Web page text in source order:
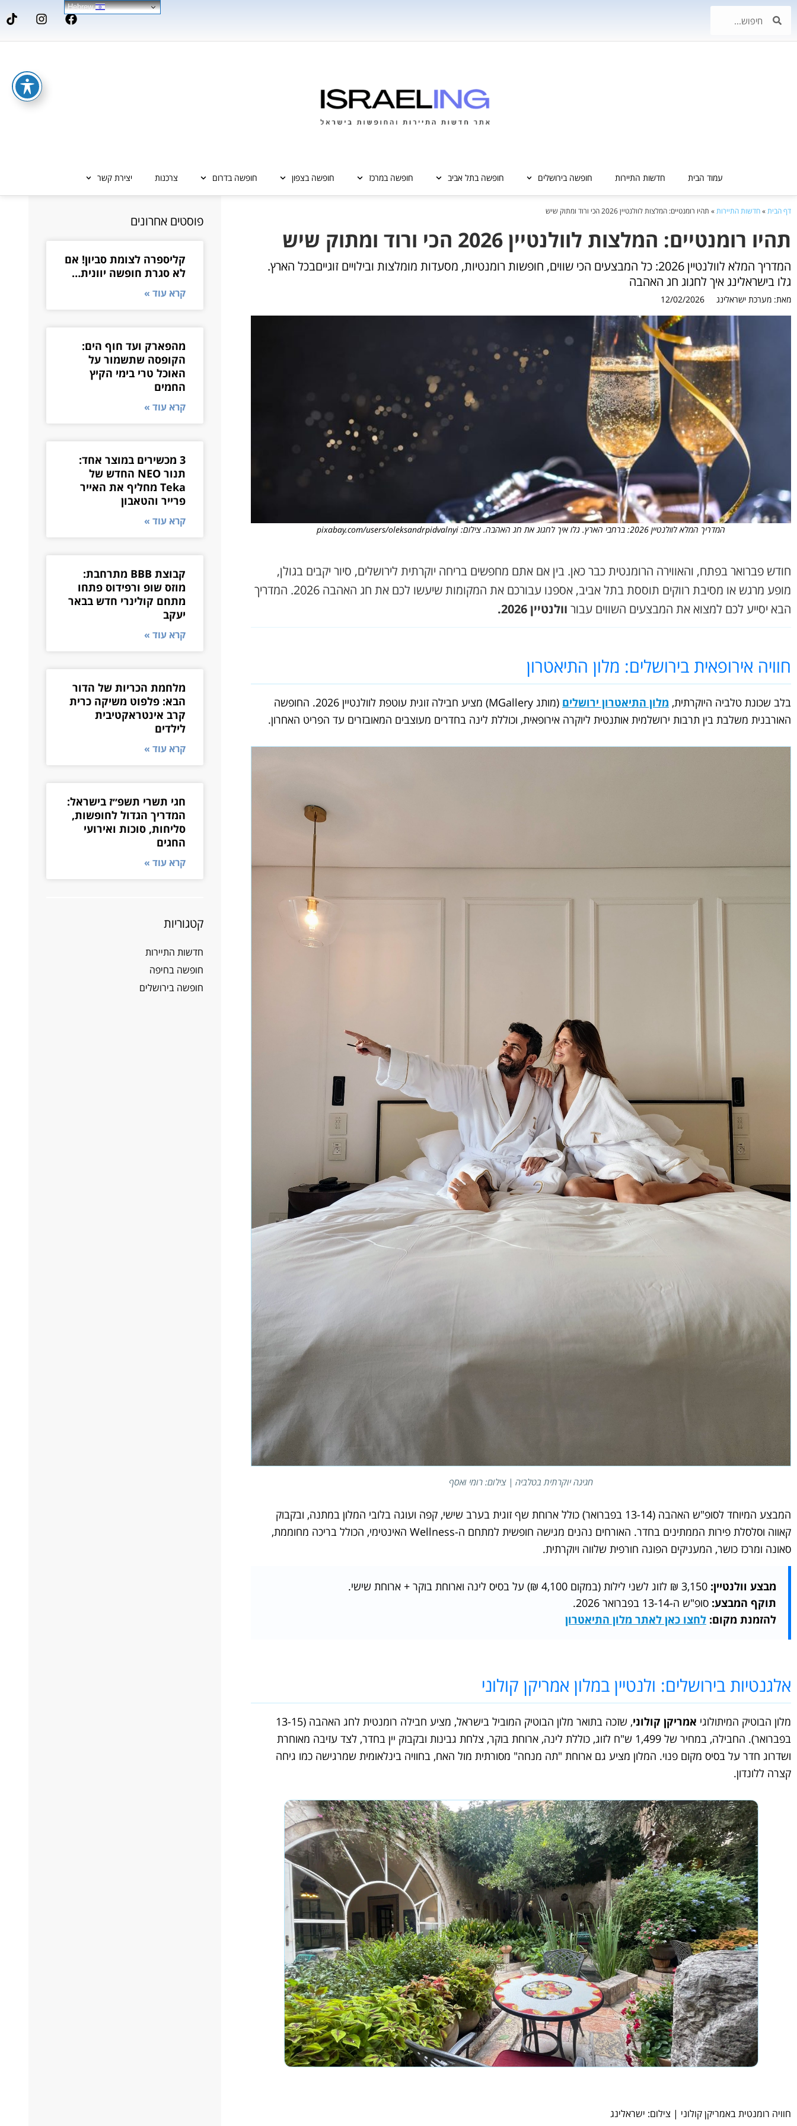
עמוד הבית חדשות התיירות חופשה בירושלים חופשה בתל אביב חופשה במרכז חופשה בצפון חופשה בדרום צרכנות יצירת קשר
דף הבית»חדשות התיירות» תהיו רומנטיים: המלצות לוולנטיין 2026 הכי ורוד ומתוק שיש
תהיו רומנטיים: המלצות לוולנטיין 2026 הכי ורוד ומתוק שיש
המדריך המלא לוולנטיין 2026: כל המבצעים הכי שווים, חופשות רומנטיות, מסעדות מומלצות ובילויים זוגייםבכל הארץ.
גלו בישראלינג איך לחגוג חג האהבה
מאת: מערכת ישראלינג 12/02/2026
המדריך המלא לוולנטיין 2026: ברחבי הארץ. גלו איך לחגוג את חג האהבה. צילום: pixabay.com/users/oleksandrpidvalnyi
חודש פברואר בפתח, והאווירה הרומנטית כבר כאן. בין אם אתם מחפשים בריחה יוקרתית לירושלים, סיור יקבים בגולן,
מופע מרגש או מסיבת רווקים תוססת בתל אביב, אספנו עבורכם את המקומות שיעשו לכם את חג האהבה 2026. המדריך
הבא יסייע לכם למצוא את המבצעים השווים עבור וולנטיין 2026.
חוויה אירופאית בירושלים: מלון התיאטרון
בלב שכונת טלביה היוקרתית, מלון התיאטרון ירושלים
(מותג MGallery) מציע חבילה זוגית עוטפת לוולנטיין 2026. החופשה
האורבנית משלבת בין תרבות ירושלמית אותנטית ליוקרה אירופאית, וכוללת לינה בחדרים מעוצבים המאובזרים עד הפריט האחרון.
חגיגה יוקרתית בטלביה | צילום: רומי ואסף
המבצע המיוחד לסופ"ש האהבה (13-14 בפברואר) כולל ארוחת שף זוגית בערב שישי, קפה ועוגה בלובי המלון במתנה, ובקבוק
קאווה וסלסלת פירות הממתינים בחדר. האורחים נהנים מגישה חופשית למתחם ה-Wellness האינטימי, הכולל בריכה מחוממת,
סאונה ומרכז כושר, המעניקים הפוגה חורפית שלווה ויוקרתית.
מבצע וולנטיין:
תוקף המבצע: סופ"ש ה-13-14 בפברואר 2026.
להזמנת מקום: לחצו כאן לאתר מלון התיאטרון
אלגנטיות בירושלים: ולנטיין במלון אמריקן קולוני
מלון הבוטיק המיתולוגי אמריקן קולוני
, שזכה בתואר מלון הבוטיק המוביל בישראל, מציע חבילה רומנטית לחג האהבה (13-15
בפברואר). החבילה, במחיר של 1,499 ש"ח לזוג, כוללת לינה, ארוחת בוקר, צלחת גבינות ובקבוק יין בחדר, לצד עזיבה מאוחרת
ושדרוג חדר על בסיס מקום פנוי. המלון מציע גם ארוחת "תה מנחה" מסורתית מול האח, בחוויה בינלאומית שמרגישה כמו גיחה
קצרה ללונדון.
חוויה רומנטית באמריקן קולוני | צילום: ישראלינג
פוסטים אחרונים
קליספרה לצומת סביון! אם
לא סגרת חופשה יוונית…
קרא עוד »
מהפארק ועד חוף הים:
הקופסה שתשמור על
האוכל טרי בימי הקיץ
החמים
קרא עוד »
3 מכשירים במוצר אחד:
תנור NEO החדש של
Teka מחליף את האייר
פרייר והטאבון
קרא עוד »
קבוצת BBB מתרחבת:
מוזס שופ ורפידוס פתחו
מתחם קולינרי חדש בבאר
יעקב
קרא עוד »
מלחמת הכריות של הדור
הבא: פלפוט משיקה כרית
קרב אינטראקטיבית
לילדים
קרא עוד »
חגי תשרי תשפ״ז בישראל:
המדריך הגדול לחופשות,
סליחות, סוכות ואירועי
החגים
קרא עוד »
קטגוריות
חדשות התיירות
חופשה בחיפה
חופשה בירושלים
Hebrew